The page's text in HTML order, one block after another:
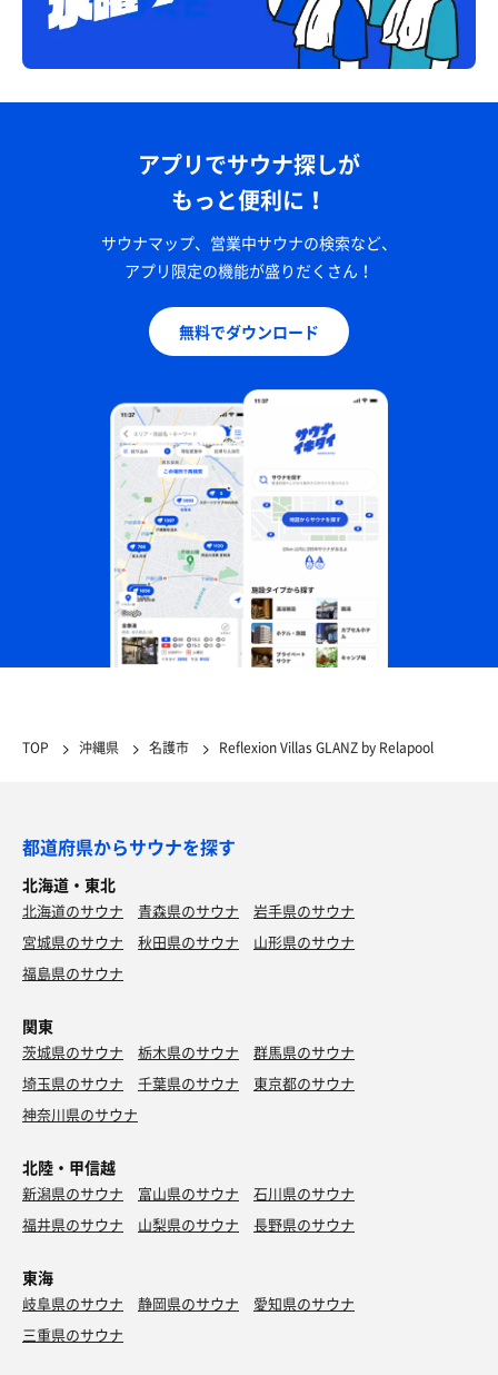
アプリでサウナ探しが
もっと便利に！
サウナマップ、営業中サウナの検索など、
アプリ限定の機能が盛りだくさん！
無料でダウンロード
TOP 沖縄県 名護市 Reflexion Villas GLANZ by Relapool
都道府県からサウナを探す
北海道・東北
北海道のサウナ 青森県のサウナ
岩手県のサウナ
宮城県のサウナ
秋田県のサウナ
山形県のサウナ
福島県のサウナ
関東
茨城県のサウナ 栃木県のサウナ
群馬県のサウナ
埼玉県のサウナ
千葉県のサウナ
東京都のサウナ
神奈川県のサウナ
北陸・甲信越
新潟県のサウナ 富山県のサウナ
石川県のサウナ
福井県のサウナ
山梨県のサウナ 長野県のサウナ
東海
岐阜県のサウナ 静岡県のサウナ
愛知県のサウナ
三重県のサウナ